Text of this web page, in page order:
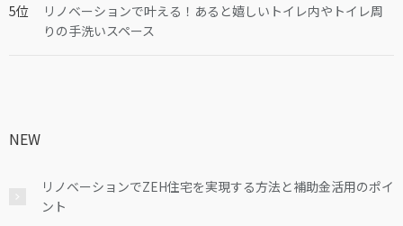
リノベーションで叶える！あると嬉しいトイレ内やトイレ周
りの手洗いスペース
NEW
リノベーションでZEH住宅を実現する方法と補助金活用のポイ
ント